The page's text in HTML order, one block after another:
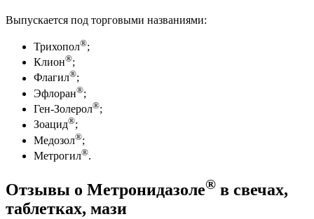
Выпускается под торговыми названиями:
Трихопол®;
Клион®;
Флагил®;
Эфлоран®;
Ген-Золерол®;
Зоацид®;
Медозол®;
Метрогил®.
Отзывы о Метронидазоле® в свечах,
таблетках, мази